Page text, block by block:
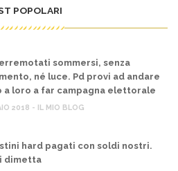
POPOLARI
sommersi, senza
né luce. Pd provi ad andare
a loro a far campagna elettorale
2018 - IL MIO BLOG
hard pagati con soldi nostri.
dimetta